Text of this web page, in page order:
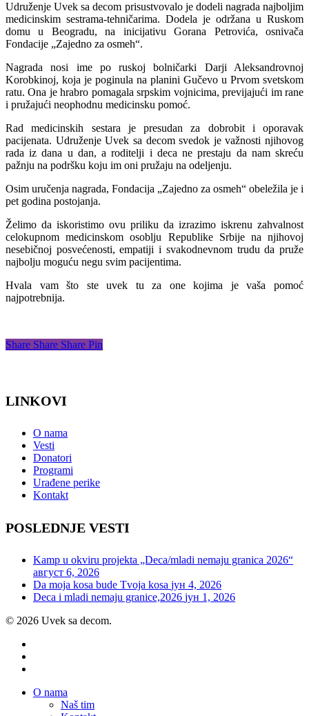
Udruženje Uvek sa decom prisustvovalo je dodeli nagrada najboljim
medicinskim sestrama-tehničarima. Dodela je održana u Ruskom
domu u Beogradu, na inicijativu Gorana Petrovića, osnivača
Fondacije „Zajedno za osmeh“.
Nagrada nosi ime po ruskoj bolničarki Darji Aleksandrovnoj
Korobkinoj, koja je poginula na planini Gučevo u Prvom svetskom
ratu. Ona je hrabro pomagala srpskim vojnicima, previjajući im rane
i pružajući neophodnu medicinsku pomoć.
Rad medicinskih sestara je presudan za dobrobit i oporavak
pacijenata. Udruženje Uvek sa decom svedok je važnosti njihovog
rada iz dana u dan, a roditelji i deca ne prestaju da nam skreću
pažnju na podršku koju im oni pružaju na odeljenju.
Osim uručenja nagrada, Fondacija „Zajedno za osmeh“ obeležila je i
pet godina postojanja.
Želimo da iskoristimo ovu priliku da izrazimo iskrenu zahvalnost
celokupnom medicinskom osoblju Republike Srbije na njihovoj
nesebičnoj posvećenosti, empatiji i svakodnevnom trudu da pruže
najbolju moguću negu svim pacijentima.
Hvala vam što ste uvek tu za one kojima je vaša pomoć
najpotrebnija.
Share Share Share Pin
LINKOVI
O nama
Vesti
Donatori
Programi
Urađene perike
Kontakt
POSLEDNJE VESTI
Kamp u okviru projekta „Deca/mladi nemaju granica 2026“
август 6, 2026
Da moja kosa bude Tvoja kosa јун 4, 2026
Deca i mladi nemaju granice,2026 јун 1, 2026
© 2026 Uvek sa decom.
Close
O nama
Naš tim